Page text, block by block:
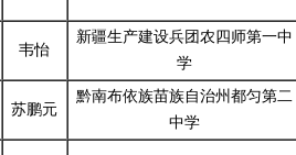
韦怡
新疆生产建设兵团农四师第一中
学
苏鹏元
黔南布依族苗族自治州都匀第二
中学